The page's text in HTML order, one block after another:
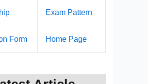
Exam Pattern
Form Home Page